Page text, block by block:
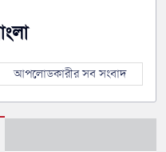
আপলোডকারীর সব সংবাদ